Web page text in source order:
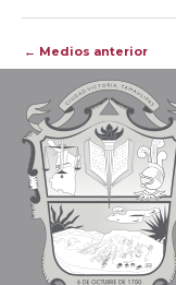
Navegación
de
entradas
← Medios anterior